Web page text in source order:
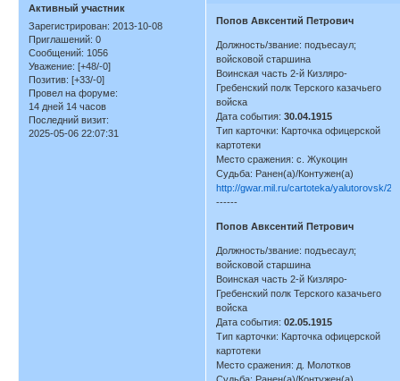
Активный участник
Зарегистрирован: 2013-10-08
Приглашений: 0
Сообщений: 1056
Уважение: [+48/-0]
Позитив: [+33/-0]
Провел на форуме:
14 дней 14 часов
Последний визит:
2025-05-06 22:07:31
Попов Авксентий Петрович
Должность/звание: подъесаул;
войсковой старшина
Воинская часть 2-й Кизляро-
Гребенский полк Терского казачьего
войска
Дата события:30.04.1915
Тип карточки: Карточка офицерской
картотеки
Место сражения: с. Жукоцин
Судьба: Ранен(а)/Контужен(а)
http://gwar.mil.ru/cartoteka/yalutorovsk/
------
Попов Авксентий Петрович
Должность/звание: подъесаул;
войсковой старшина
Воинская часть 2-й Кизляро-
Гребенский полк Терского казачьего
войска
Дата события:02.05.1915
Тип карточки: Карточка офицерской
картотеки
Место сражения: д. Молотков